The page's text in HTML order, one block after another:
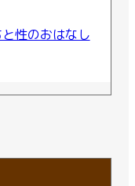
性のおはなし